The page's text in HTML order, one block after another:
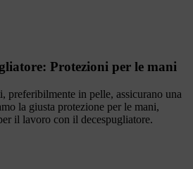
Protezioni per le mani
preferibilmente in pelle, assicurano una
la giusta protezione per le mani,
il lavoro con il decespugliatore.